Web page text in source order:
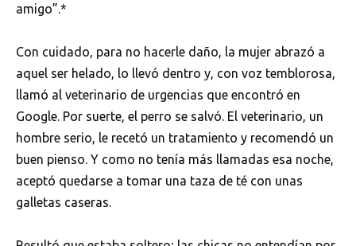
amigo”.*
Con cuidado, para no hacerle daño, la mujer abrazó a
aquel ser helado, lo llevó dentro y, con voz temblorosa,
llamó al veterinario de urgencias que encontró en
Google. Por suerte, el perro se salvó. El veterinario, un
hombre serio, le recetó un tratamiento y recomendó un
buen pienso. Y como no tenía más llamadas esa noche,
aceptó quedarse a tomar una taza de té con unas
galletas caseras.